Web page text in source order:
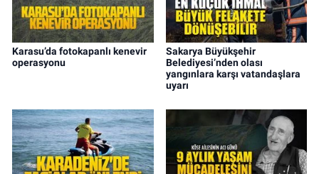
Karasu’da fotokapanlı kenevir
operasyonu
Sakarya Büyükşehir
Belediyesi’nden olası
yangınlara karşı vatandaşlara
uyarı